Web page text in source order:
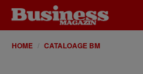
HOME CATALOAGE BM